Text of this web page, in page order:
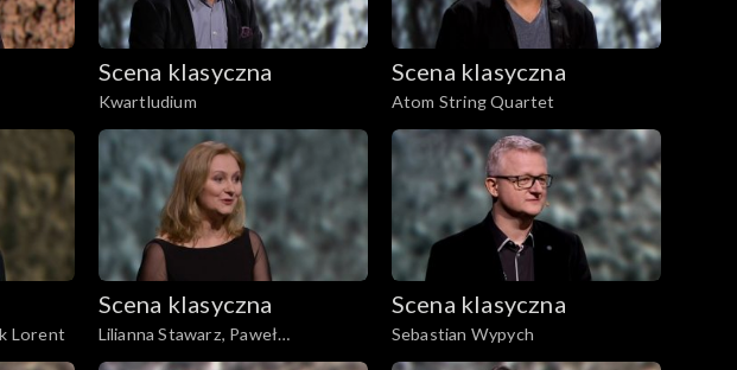
Scena klasyczna
Kwartludium
Scena klasyczna
Atom String Quartet
Lorent
Scena klasyczna
Lilianna Stawarz, Paweł
Łosakiewicz
Scena klasyczna
Sebastian Wypych